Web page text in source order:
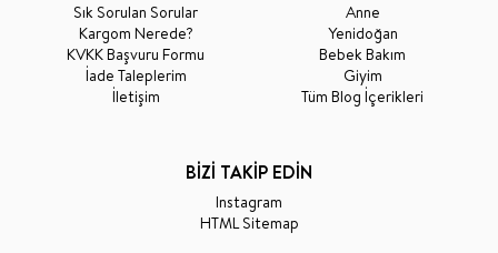
Sık Sorulan Sorular
Kargom Nerede?
KVKK Başvuru Formu
İade Taleplerim
İletişim
Anne
Yenidoğan
Bebek Bakım
Giyim
Tüm Blog İçerikleri
BİZİ TAKİP EDİN
Instagram
HTML Sitemap